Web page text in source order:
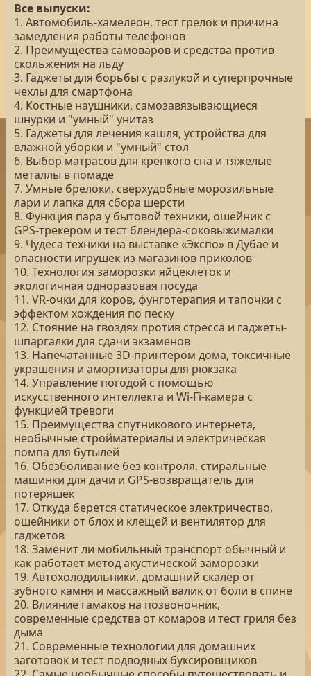
Все выпуски:
1. Автомобиль-хамелеон, тест грелок и причина
замедления работы телефонов
2. Преимущества самоваров и средства против
скольжения на льду
3. Гаджеты для борьбы с разлукой и суперпрочные
чехлы для смартфона
4. Костные наушники, самозавязывающиеся
шнурки и "умный" унитаз
5. Гаджеты для лечения кашля, устройства для
влажной уборки и "умный" стол
6. Выбор матрасов для крепкого сна и тяжелые
металлы в помаде
7. Умные брелоки, сверхудобные морозильные
лари и лапка для сбора шерсти
8. Функция пара у бытовой техники, ошейник с
GPS-трекером и тест блендера-соковыжималки
9. Чудеса техники на выставке «Экспо» в Дубае и
опасности игрушек из магазинов приколов
10. Технология заморозки яйцеклеток и
экологичная одноразовая посуда
11. VR-очки для коров, фунготерапия и тапочки с
эффектом хождения по песку
12. Стояние на гвоздях против стресса и гаджеты-
шпаргалки для сдачи экзаменов
13. Напечатанные 3D-принтером дома, токсичные
украшения и амортизаторы для рюкзака
14. Управление погодой с помощью
искусственного интеллекта и Wi-Fi-камера с
функцией тревоги
15. Преимущества спутникового интернета,
необычные стройматериалы и электрическая
помпа для бутылей
16. Обезболивание без контроля, стиральные
машинки для дачи и GPS-возвращатель для
потеряшек
17. Откуда берется статическое электричество,
ошейники от блох и клещей и вентилятор для
гаджетов
18. Заменит ли мобильный транспорт обычный и
как работает метод акустической заморозки
19. Автохолодильники, домашний скалер от
зубного камня и массажный валик от боли в спине
20. Влияние гамаков на позвоночник,
современные средства от комаров и тест гриля без
дыма
21. Современные технологии для домашних
заготовок и тест подводных буксировщиков